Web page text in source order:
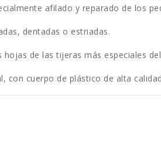
afilado y reparado de los
dentadas o estriadas.
de las tijeras más especiales
con cuerpo de plástico de alta